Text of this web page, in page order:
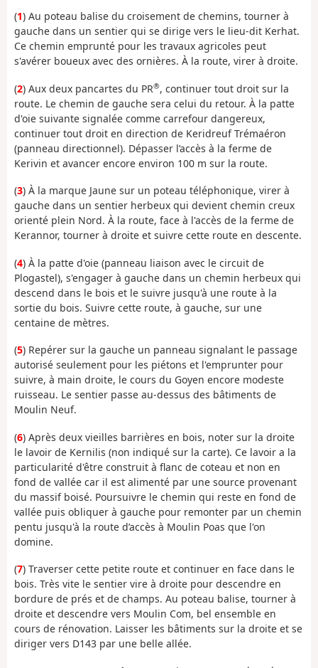
(1) Au poteau balise du croisement de chemins, tourner à
gauche dans un sentier qui se dirige vers le lieu-dit Kerhat.
Ce chemin emprunté pour les travaux agricoles peut
s'avérer boueux avec des ornières. À la route, virer à droite.
(2) Aux deux pancartes du PR®, continuer tout droit sur la
route. Le chemin de gauche sera celui du retour. À la patte
d'oie suivante signalée comme carrefour dangereux,
continuer tout droit en direction de Keridreuf Trémaéron
(panneau directionnel). Dépasser l’accès à la ferme de
Kerivin et avancer encore environ 100 m sur la route.
(3) À la marque Jaune sur un poteau téléphonique, virer à
gauche dans un sentier herbeux qui devient chemin creux
orienté plein Nord. À la route, face à l'accès de la ferme de
Kerannor, tourner à droite et suivre cette route en descente.
(4) À la patte d'oie (panneau liaison avec le circuit de
Plogastel), s'engager à gauche dans un chemin herbeux qui
descend dans le bois et le suivre jusqu'à une route à la
sortie du bois. Suivre cette route, à gauche, sur une
centaine de mètres.
(5) Repérer sur la gauche un panneau signalant le passage
autorisé seulement pour les piétons et l'emprunter pour
suivre, à main droite, le cours du Goyen encore modeste
ruisseau. Le sentier passe au-dessus des bâtiments de
Moulin Neuf.
(6) Après deux vieilles barrières en bois, noter sur la droite
le lavoir de Kernilis (non indiqué sur la carte). Ce lavoir a la
particularité d'être construit à flanc de coteau et non en
fond de vallée car il est alimenté par une source provenant
du massif boisé. Poursuivre le chemin qui reste en fond de
vallée puis obliquer à gauche pour remonter par un chemin
pentu jusqu'à la route d’accès à Moulin Poas que l'on
domine.
(7) Traverser cette petite route et continuer en face dans le
bois. Très vite le sentier vire à droite pour descendre en
bordure de prés et de champs. Au poteau balise, tourner à
droite et descendre vers Moulin Com, bel ensemble en
cours de rénovation. Laisser les bâtiments sur la droite et se
diriger vers D143 par une belle allée.